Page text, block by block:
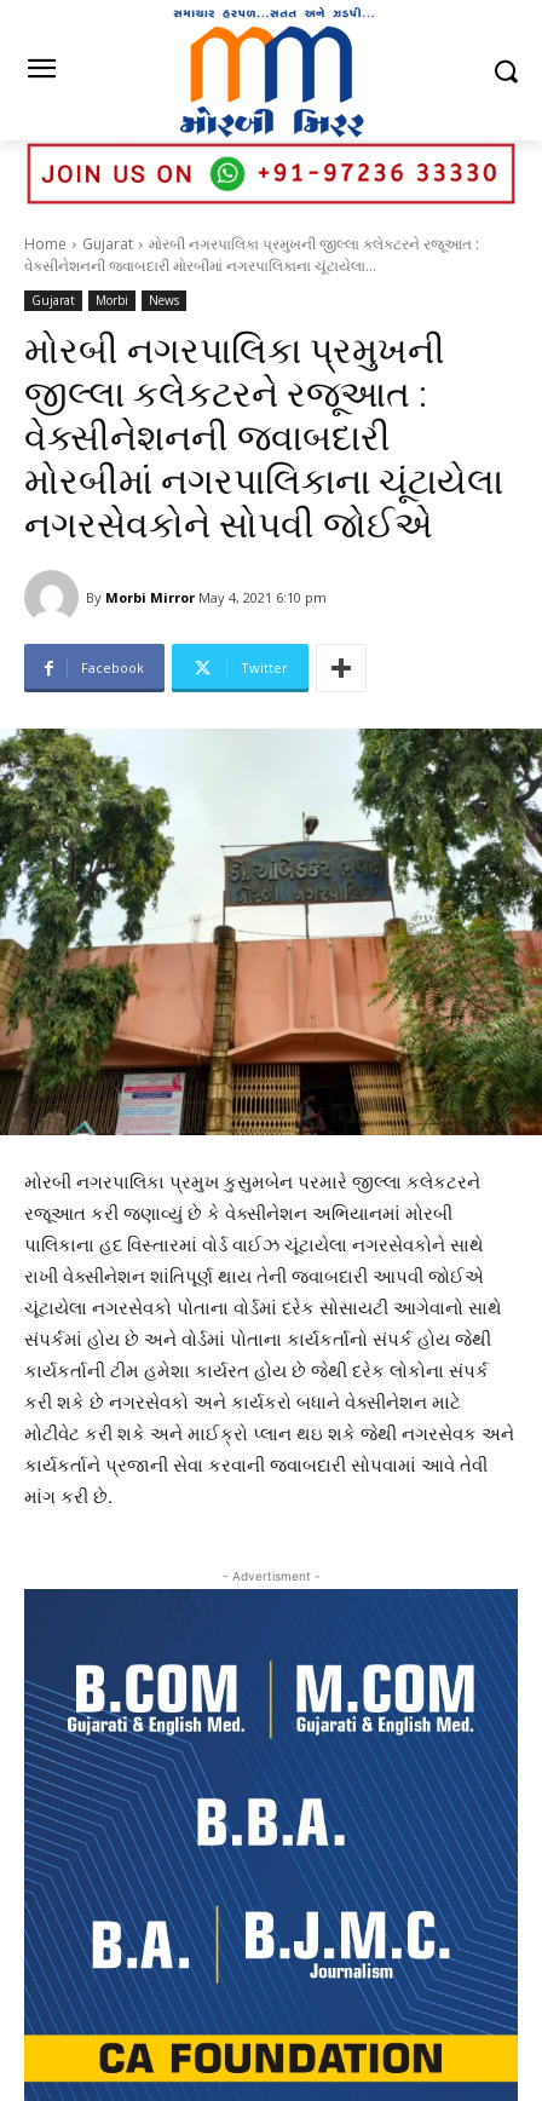
Home Gujarat
મોરબી નગરપાલિકા પ્રમુખની જીલ્લા કલેકટરને રજૂઆત :
વેક્સીનેશનની જવાબદારી મોરબીમાં નગરપાલિકાના ચૂંટાયેલા...
Gujarat Morbi News
મોરબી નગરપાલિકા પ્રમુખની
જીલ્લા કલેકટરને રજૂઆત :
વેક્સીનેશનની જવાબદારી
મોરબીમાં નગરપાલિકાના ચૂંટાયેલા
નગરસેવકોને સોપવી જોઈએ
By Morbi Mirror May 4, 2021 6:10 pm
Facebook Twitter
મોરબી નગરપાલિકા પ્રમુખ કુસુમબેન પરમારે જીલ્લા કલેકટરને
રજૂઆત કરી જણાવ્યું છે કે વેક્સીનેશન અભિયાનમાં મોરબી
પાલિકાના હદ વિસ્તારમાં વોર્ડ વાઈઝ ચૂંટાયેલા નગરસેવકોને સાથે
રાખી વેક્સીનેશન શાંતિપૂર્ણ થાય તેની જવાબદારી આપવી જોઈએ
ચૂંટાયેલા નગરસેવકો પોતાના વોર્ડમાં દરેક સોસાયટી આગેવાનો સાથે
સંપર્કમાં હોય છે અને વોર્ડમાં પોતાના કાર્યકર્તાનો સંપર્ક હોય જેથી
કાર્યકર્તાની ટીમ હમેશા કાર્યરત હોય છે જેથી દરેક લોકોના સંપર્ક
કરી શકે છે નગરસેવકો અને કાર્યકરો બધાને વેક્સીનેશન માટે
મોટીવેટ કરી શકે અને માઈક્રો પ્લાન થઇ શકે જેથી નગરસેવક અને
કાર્યકર્તાને પ્રજાની સેવા કરવાની જવાબદારી સોપવામાં આવે તેવી
માંગ કરી છે.
- Advertisment -